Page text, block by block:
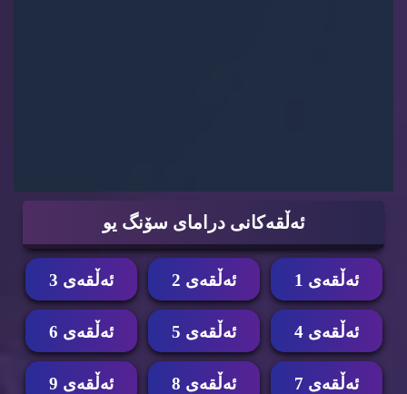
ئه‌ڵقه‌كانی درامای سۆنگ یو
ئه‌ڵقه‌ی 1 ئه‌ڵقه‌ی 2 ئه‌ڵقه‌ی 3
ئه‌ڵقه‌ی 4 ئه‌ڵقه‌ی 5 ئه‌ڵقه‌ی 6
ئه‌ڵقه‌ی 7 ئه‌ڵقه‌ی 8 ئه‌ڵقه‌ی 9